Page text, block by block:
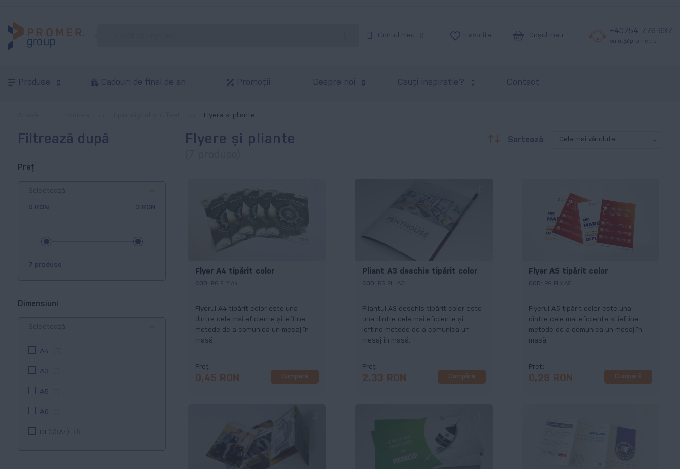
+40754 776 637
salut@promer.ro
Coșul meu
Favorite
Contul meu
Produse Cadouri de final de an Promoții Despre noi Cauți inspirație? Contact
Flyere și pliante
Flyere și pliante Sortează
Descendentă
Flyer A4 tipărit color
COD: PG-FLY-A4
Flyerul A4 tipărit color este una
dintre cele mai eficiente și ieftine
metode de a comunica un mesaj în
masă.
Preț
0,45 RON Cumpără
Pliant A3 deschis tipărit color
COD: PG-PLI-A3
Pliantul A3 deschis tipărit color este
una dintre cele mai eficiente și
ieftine metode de a comunica un
mesaj în masă.
Preț
2,33 RON Cumpără
Flyer A5 tipărit color
COD: PG-FLY-A5
Flyerul A5 tipărit color este una
dintre cele mai eficiente și ieftine
metode de a comunica un mesaj în
masă.
Preț
0,29 RON Cumpără
Filtrează după
Preț
0 RON 3 RON
7 produse
Dimensiuni
A4
A3
A5
A6
DL(1/3A4)